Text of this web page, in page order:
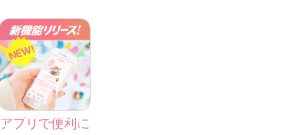
アプリで便利に